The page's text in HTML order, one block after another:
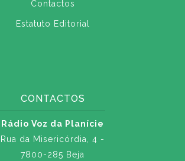
Contactos
Estatuto Editorial
CONTACTOS
Rádio Voz da Planície
Rua da Misericórdia, 4 -
7800-285 Beja